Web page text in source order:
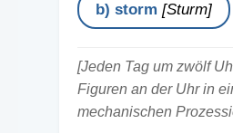
b) storm [Sturm]
[Jeden Tag um zwölf
Figuren an der Uhr in
mechanischen